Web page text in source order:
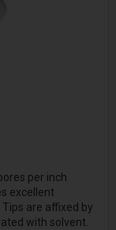
per inch
excellent
are affixed by
with solvent.